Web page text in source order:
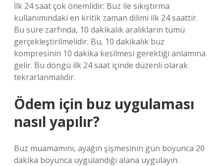
İlk 24 saat çok önemlidir: Buz ile sıkıştırma
kullanımındaki en kritik zaman dilimi ilk 24 saattir.
Bu süre zarfında, 10 dakikalık aralıkların tümü
gerçekleştirilmelidir. Bu, 10 dakikalık buz
kompresinin 10 dakika kesilmesi gerektiği anlamına
gelir. Bu döngü ilk 24 saat içinde düzenli olarak
tekrarlanmalıdır.
Ödem için buz uygulaması
nasıl yapılır?
Buz muamamını, ayağın şişmesinin gün boyunca 20
dakika boyunca uygulandığı alana uygulayın.